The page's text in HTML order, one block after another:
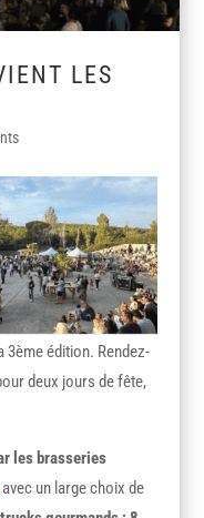
LES
3ème édition. Rendez-
deux jours de fête,
les brasseries
avec un large choix de